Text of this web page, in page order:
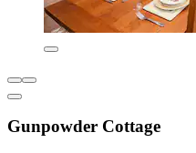
Gunpowder Cottage